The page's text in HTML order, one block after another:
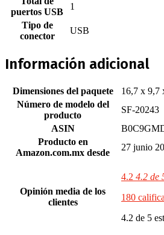
puertos USB
‎1
Tipo de
conector
‎USB
Información adicional
Dimensiones del paquete
16,7 x 9,7
Número de modelo del
producto
SF-20243
ASIN
Producto en
Amazon.com.mx desde
27 junio
Opinión media de los
clientes
4.2 4.2 de
180
4.2 de 5